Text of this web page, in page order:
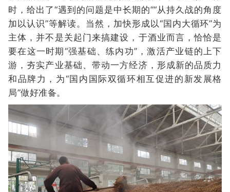
时，给出了“遇到的问题是中长期的”“从持久战的角度
加以认识”等解读。当然，加快形成以“国内大循环”为
主体，并不是关起门来搞建设，于酒业而言，恰恰是
要在这一时期“强基础、练内功”，激活产业链的上下
游，夯实产业基础、带动一方经济，形成新的品质力
和品牌力，为“国内国际双循环相互促进的新发展格
局”做好准备。